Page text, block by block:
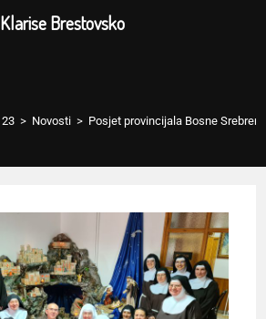
23 > Novosti > Posjet provincijala Bosne
Klarise Brestovsko